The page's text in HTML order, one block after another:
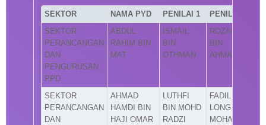
SEKTOR NAMA PYD PENILAI 1 PENILAI 2
SEKTOR
PERANCANGAN
DAN
PENGURUSAN
PPD
ABDUL
RAHIM BIN
MAT
ISMAIL
BIN
OTHMAN
ROZAINI
BIN
AHMAD
SEKTOR
PERANCANGAN
DAN
AHMAD
HAMDI BIN
HAJI OMAR
LUTHFI
BIN MOHD
RADZI
FADIL
LONG BIN
MOHAMAD